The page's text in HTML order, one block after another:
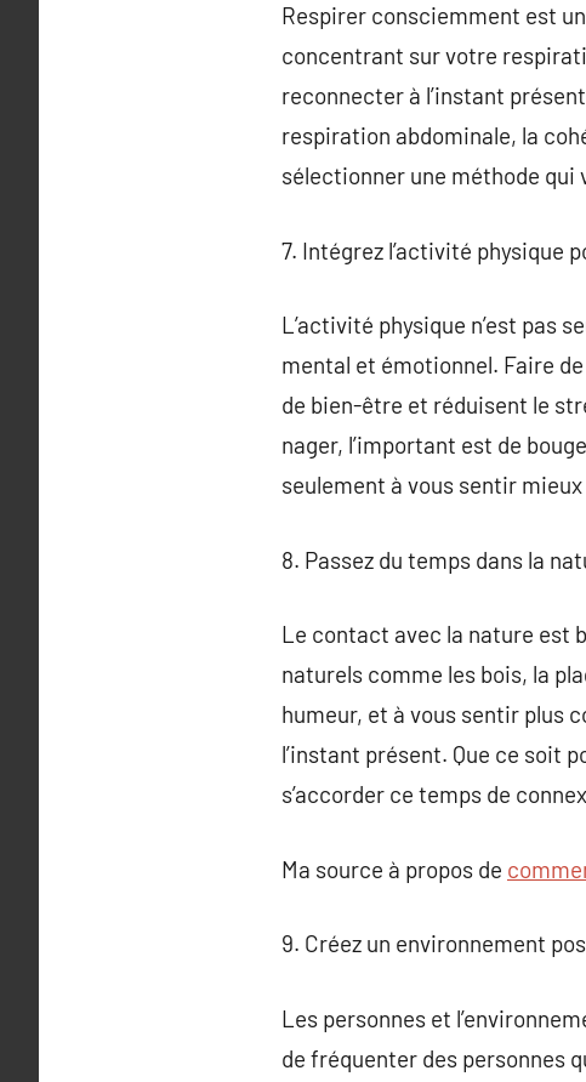
Respirer consciemment est
concentrant sur votre
reconnecter à l’instant
respiration abdominale, la
sélectionner une méthode qui
7. Intégrez l’activité physique
L’activité physique n’est pas
mental et émotionnel. Faire
de bien-être et réduisent le
nager, l’important est de
seulement à vous sentir
8. Passez du temps dans la
Le contact avec la nature est
naturels comme les bois, la
humeur, et à vous sentir plus
l’instant présent. Que ce soit
s’accorder ce temps de
Ma source à propos de
9. Créez un environnement
Les personnes et
de fréquenter des personnes